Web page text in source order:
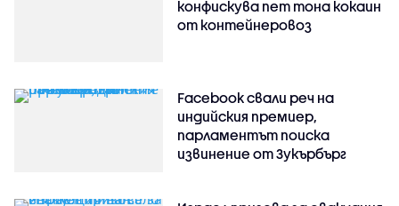
конфискува пет тона кокаин
от контейнеровоз
Facebook свали реч на
индийския премиер,
парламентът поиска
извинение от Зукърбърг